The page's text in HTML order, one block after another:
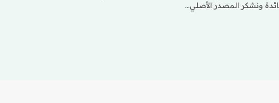
ونشكر المصدر الأصلي…